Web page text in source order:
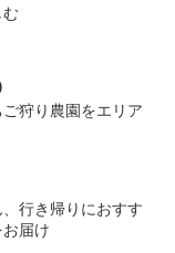
狩り農園をエリア
行き帰りにおすす
届け